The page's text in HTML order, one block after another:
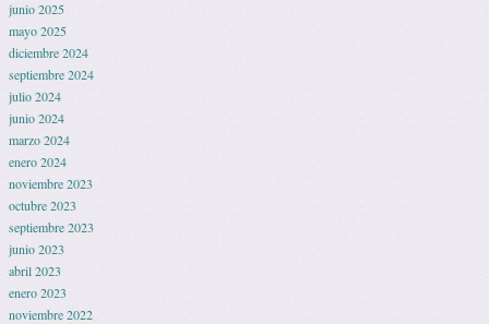
junio 2025
mayo 2025
diciembre 2024
septiembre 2024
julio 2024
junio 2024
marzo 2024
enero 2024
noviembre 2023
octubre 2023
septiembre 2023
junio 2023
abril 2023
enero 2023
noviembre 2022